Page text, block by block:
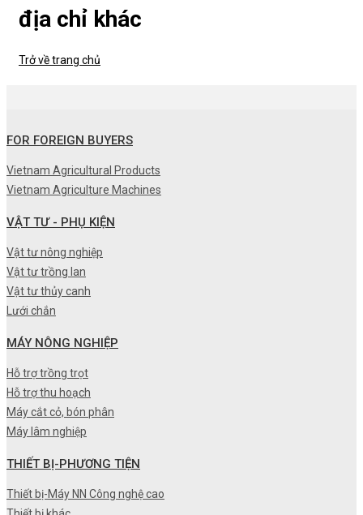
địa chỉ khác
Trở về trang chủ
FOR FOREIGN BUYERS
Vietnam Agricultural Products
Vietnam Agriculture Machines
VẬT TƯ - PHỤ KIỆN
Vật tư nông nghiệp
Vật tư trồng lan
Vật tư thủy canh
Lưới chắn
MÁY NÔNG NGHIỆP
Hỗ trợ trồng trọt
Hỗ trợ thu hoạch
Máy cắt cỏ, bón phân
Máy lâm nghiệp
THIẾT BỊ-PHƯƠNG TIỆN
Thiết bị-Máy NN Công nghệ cao